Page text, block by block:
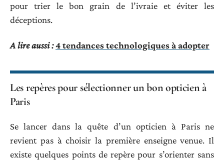
pour trier le bon grain de l’ivraie et éviter les
déceptions.
A lire aussi :4 tendances technologiques à adopter
Les repères pour sélectionner un bon opticien à
Paris
Se lancer dans la quête d’un opticien à Paris ne
revient pas à choisir la première enseigne venue. Il
existe quelques points de repère pour s’orienter sans